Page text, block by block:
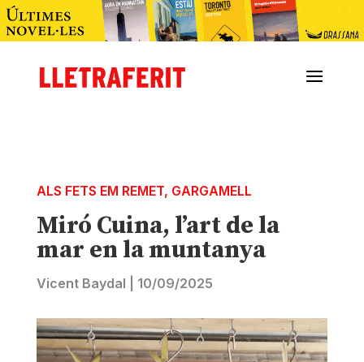
ALS FETS EM REMET, GARGAMELL
Miró Cuina, l’art de la
mar en la muntanya
Vicent Baydal 10/09/2025